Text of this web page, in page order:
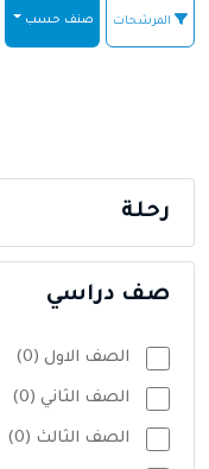
المرشحات صنف حسب
رحلة
صف دراسي
الصف الاول (0)
الصف الثاني (0)
الصف الثالث (0)